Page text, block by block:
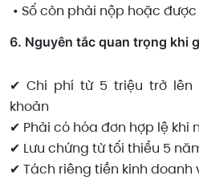
• Số còn phải nộp hoặc
6️. Nguyên tắc quan trọng khi
✔ Chi phí từ 5 triệu trở lên
khoản
✔ Phải có hóa đơn hợp lệ khi
✔ Lưu chứng từ tối thiểu 5
✔ Tách riêng tiền kinh doanh